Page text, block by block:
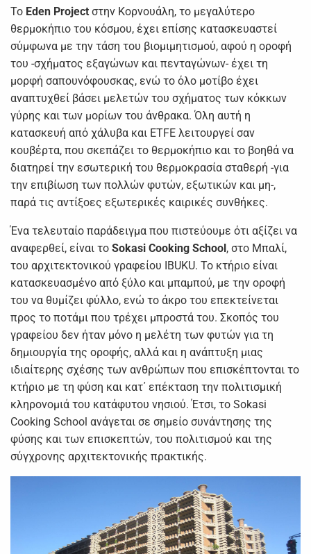
Το Eden Project στην Κορνουάλη, το μεγαλύτερο
θερμοκήπιο του κόσμου, έχει επίσης κατασκευαστεί
σύμφωνα με την τάση του βιομιμητισμού, αφού η οροφή
του -σχήματος εξαγώνων και πενταγώνων- έχει τη
μορφή σαπουνόφουσκας, ενώ το όλο μοτίβο έχει
αναπτυχθεί βάσει μελετών του σχήματος των κόκκων
γύρης και των μορίων του άνθρακα. Όλη αυτή η
κατασκευή από χάλυβα και ETFE λειτουργεί σαν
κουβέρτα, που σκεπάζει το θερμοκήπιο και το βοηθά να
διατηρεί την εσωτερική του θερμοκρασία σταθερή -για
την επιβίωση των πολλών φυτών, εξωτικών και μη-,
παρά τις αντίξοες εξωτερικές καιρικές συνθήκες.
Ένα τελευταίο παράδειγμα που πιστεύουμε ότι αξίζει να
αναφερθεί, είναι το Sokasi Cooking School, στο Μπαλί,
του αρχιτεκτονικού γραφείου IBUKU. Το κτήριο είναι
κατασκευασμένο από ξύλο και μπαμπού, με την οροφή
του να θυμίζει φύλλο, ενώ το άκρο του επεκτείνεται
προς το ποτάμι που τρέχει μπροστά του. Σκοπός του
γραφείου δεν ήταν μόνο η μελέτη των φυτών για τη
δημιουργία της οροφής, αλλά και η ανάπτυξη μιας
ιδιαίτερης σχέσης των ανθρώπων που επισκέπτονται το
κτήριο με τη φύση και κατ΄ επέκταση την πολιτισμική
κληρονομιά του κατάφυτου νησιού. Έτσι, το Sokasi
Cooking School ανάγεται σε σημείο συνάντησης της
φύσης και των επισκεπτών, του πολιτισμού και της
σύγχρονης αρχιτεκτονικής πρακτικής.